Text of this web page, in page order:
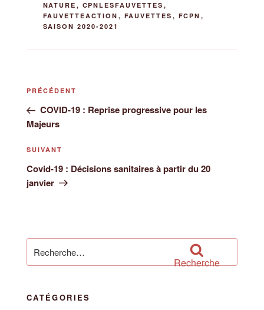
NATURE , CPNLESFAUVETTES ,
FAUVETTEACTION , FAUVETTES , FCPN ,
SAISON 2020-2021
Navigation
l’article
Article
précédent
PRÉCÉDENT
COVID-19 : Reprise progressive pour les
Majeurs
Article
suivant
SUIVANT
Covid-19 : Décisions sanitaires à partir du 20
janvier
pour
Recherche
CATÉGORIES